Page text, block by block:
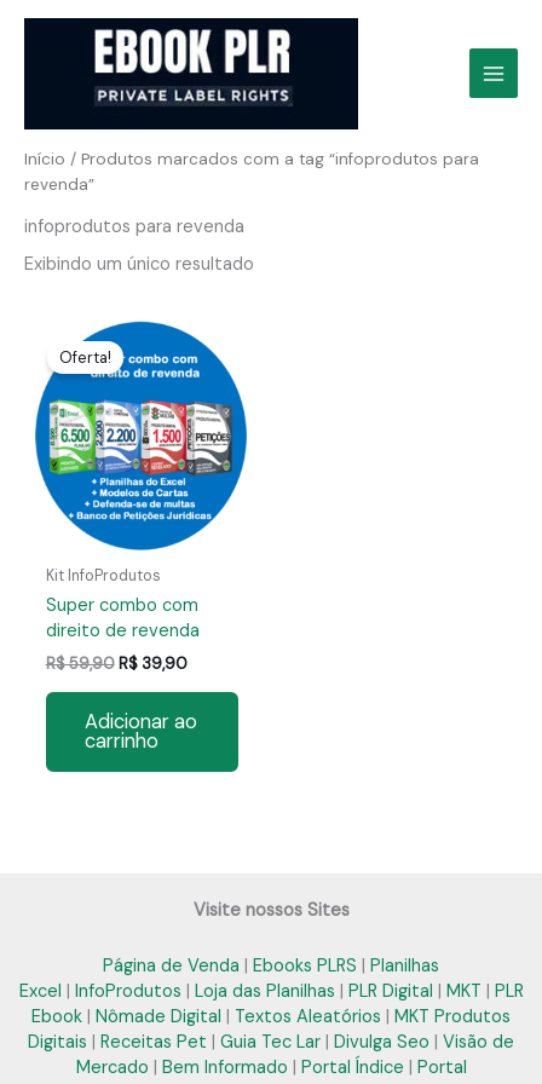
Início / Produtos marcados com a tag “infoprodutos para
revenda”
infoprodutos para revenda
Exibindo um único resultado
Oferta!
Kit InfoProdutos
Super combo com
direito de revenda
R$59,90 O
era:
R$ 59,90.
R$39,90O
é:
Adicionar ao
carrinho
Visite nossos Sites
Página de Venda | Ebooks PLRS | Planilhas
Excel | InfoProdutos | Loja das Planilhas | PLR Digital | MKT | PLR
Ebook | Nômade Digital | Textos Aleatórios | MKT Produtos
Digitais | Receitas Pet | Guia Tec Lar | Divulga Seo | Visão de
Mercado | Bem Informado | Portal Índice | Portal